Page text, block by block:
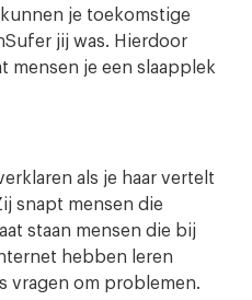
je toekomstige
jij was. Hierdoor
mensen je een slaapplek
als je haar vertelt
snapt mensen die
staan mensen die bij
hebben leren
vragen om problemen.